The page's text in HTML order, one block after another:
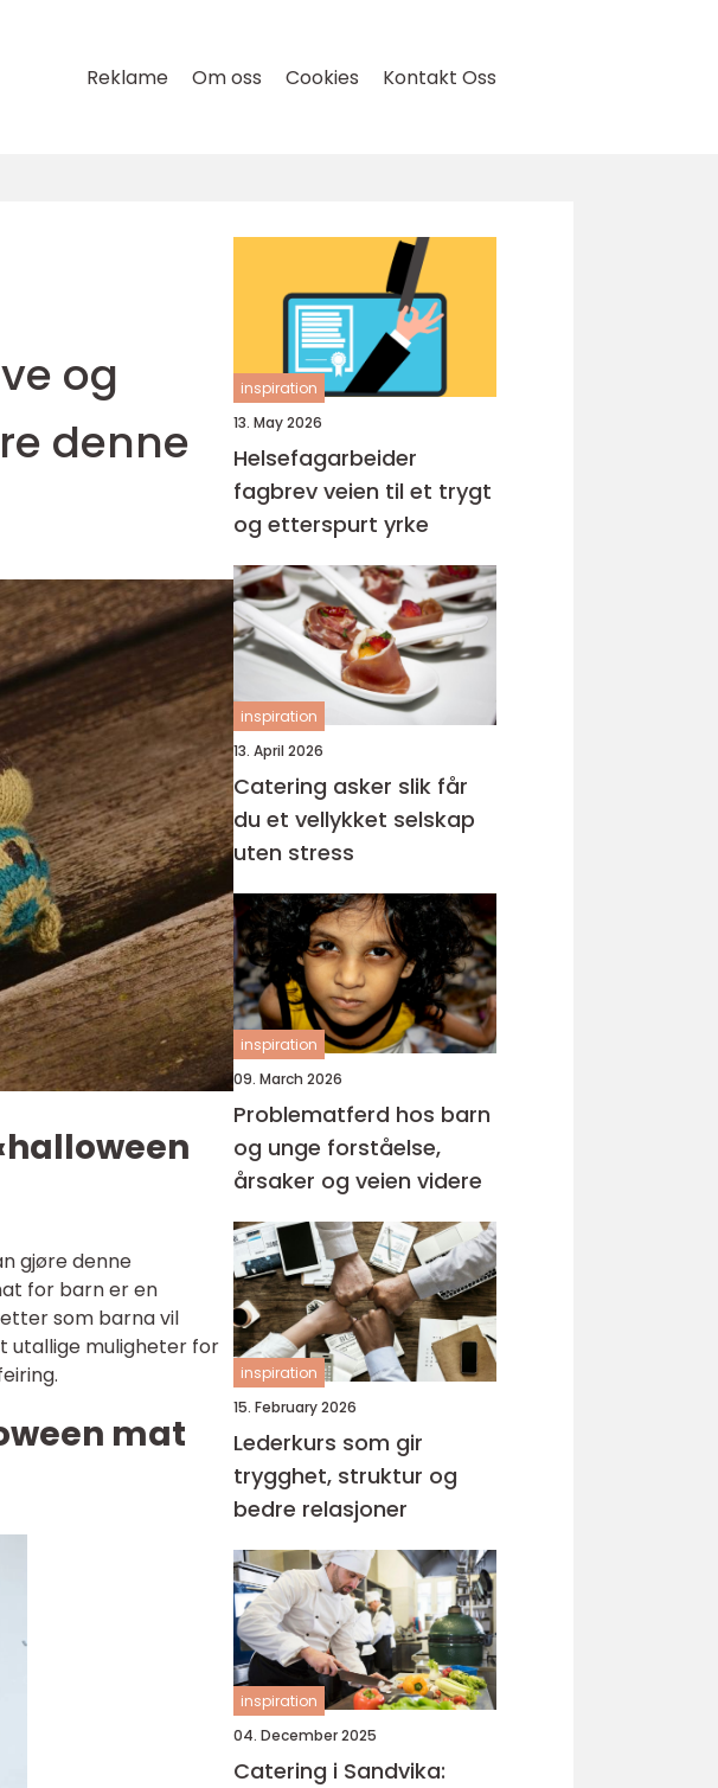
Reklame Om oss Cookies Kontakt Oss
og
denne
gjøre denne
for barn er en
som barna vil
utallige muligheter for
mat
inspiration
13. May 2026
Helsefagarbeider
fagbrev veien til et trygt
og etterspurt yrke
inspiration
13. April 2026
Catering asker slik får
du et vellykket selskap
uten stress
inspiration
09. March 2026
Problematferd hos barn
og unge forståelse,
årsaker og veien videre
inspiration
15. February 2026
Lederkurs som gir
trygghet, struktur og
bedre relasjoner
inspiration
04. December 2025
Catering i Sandvika: